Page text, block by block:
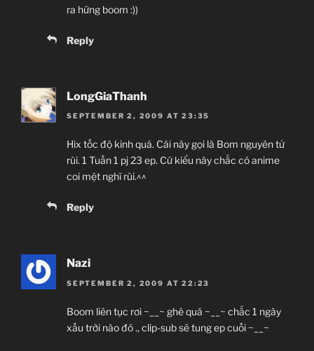
ra hứng boom :))
Reply
LongGiaThanh
SEPTEMBER 2, 2009 AT 23:35
Hix tốc độ kinh quá. Cái này gọi là Bom nguyên tử
rùi. 1 Tuần 1 pj 23 ep. Cứ kiểu này chắc có anime
coi mệt nghĩ rùi.^^
Reply
Nazi
SEPTEMBER 2, 2009 AT 22:23
Boom liên tục rơi ~__~ ghê quá ~__~ chắc 1 ngày
xấu trời nào đó ., clip-sub sẽ tung ep cuối ~__~